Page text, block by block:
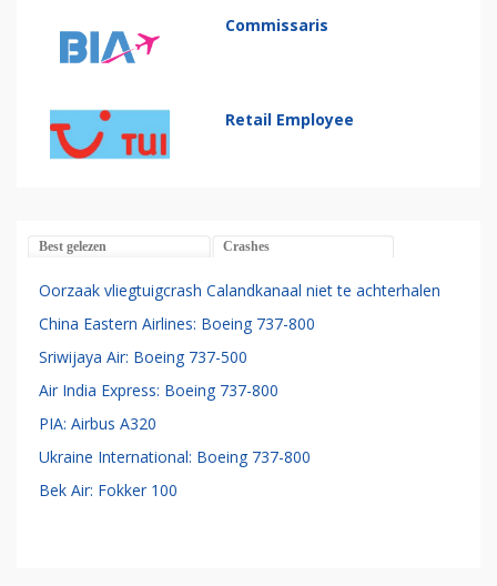
Commissaris
Retail Employee
Best gelezen Crashes
Oorzaak vliegtuigcrash Calandkanaal niet te achterhalen
China Eastern Airlines: Boeing 737-800
Sriwijaya Air: Boeing 737-500
Air India Express: Boeing 737-800
PIA: Airbus A320
Ukraine International: Boeing 737-800
Bek Air: Fokker 100